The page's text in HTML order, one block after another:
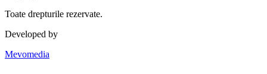
Toate drepturile rezervate.
Developed by
Mevomedia